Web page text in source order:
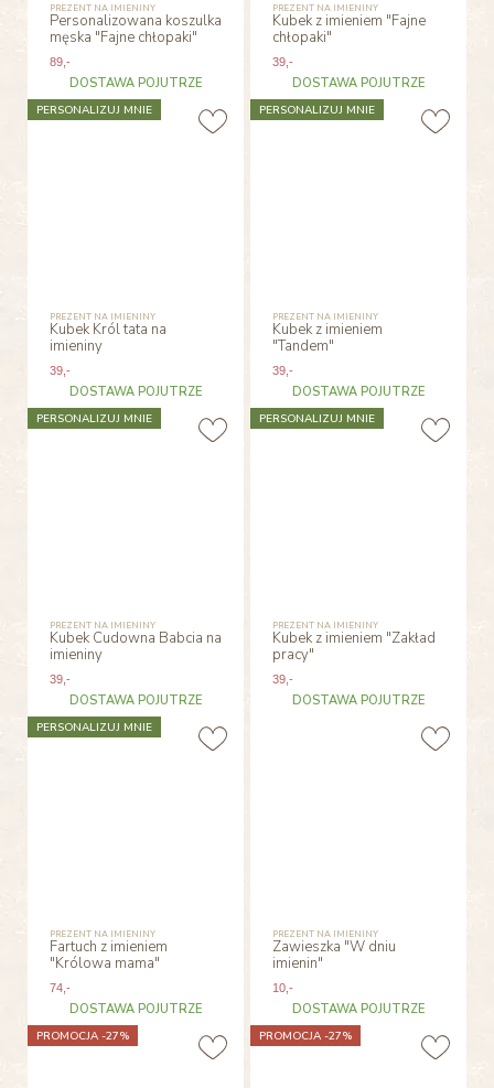
PREZENT NA IMIENINY
Personalizowana koszulka
męska "Fajne chłopaki"
89,-
DOSTAWA POJUTRZE
PREZENT NA IMIENINY
Kubek z imieniem "Fajne
chłopaki"
39 ,-
DOSTAWA POJUTRZE
PREZENT NA IMIENINY
Kubek Król tata na
imieniny
39,-
DOSTAWA POJUTRZE
PERSONALIZUJ MNIE
PREZENT NA IMIENINY
Kubek z imieniem
"Tandem"
39 ,-
DOSTAWA POJUTRZE
PERSONALIZUJ MNIE
PREZENT NA IMIENINY
Kubek Cudowna Babcia na
imieniny
39,-
DOSTAWA POJUTRZE
PERSONALIZUJ MNIE
PREZENT NA IMIENINY
Kubek z imieniem "Zakład
pracy"
39 ,-
DOSTAWA POJUTRZE
PERSONALIZUJ MNIE
PREZENT NA IMIENINY
Fartuch z imieniem
"Królowa mama"
74,-
DOSTAWA POJUTRZE
PERSONALIZUJ MNIE
PREZENT NA IMIENINY
Zawieszka "W dniu
imienin"
10 ,-
DOSTAWA POJUTRZE
PROMOCJA -27% PROMOCJA -27%